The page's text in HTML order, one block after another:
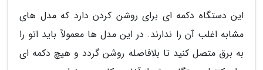
این دستگاه دکمه ای برای روشن کردن دارد که مدل های
مشابه اغلب آن را ندارند. در این مدل ها معمولاً باید اتو را
به برق متصل کنید تا بلافاصله روشن گردد و هیچ دکمه ای